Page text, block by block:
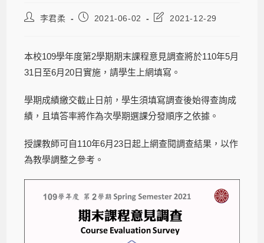
李君柔 2021-06-02 2021-12-29
本校109學年度第2學期期末課程意見調查將於110年5月
31日至6月20日實施，請學生上網填寫。
學期成績繳交截止日前，學生須填寫調查後始得查詢成
績，且填答率將作為次學期選課分發順序之依據。
授課教師可自110年6月23日起上網查閱調查結果，以作
為教學調整之參考。